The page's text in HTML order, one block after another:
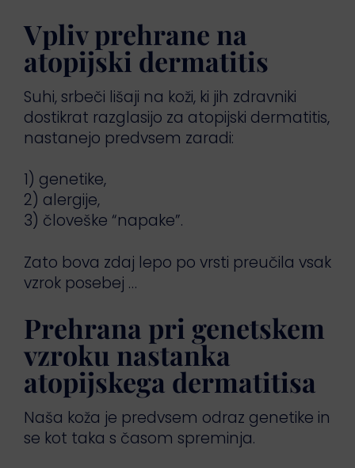
Vpliv prehrane na
atopijski dermatitis
Suhi, srbeči lišaji na koži, ki jih zdravniki
dostikrat razglasijo za atopijski dermatitis,
nastanejo predvsem zaradi:
1) genetike,
2) alergije,
3) človeške “napake”.
Zato bova zdaj lepo po vrsti preučila vsak
vzrok posebej …
Prehrana pri genetskem
vzroku nastanka
atopijskega dermatitisa
Naša koža je predvsem odraz genetike in
se kot taka s časom spreminja.